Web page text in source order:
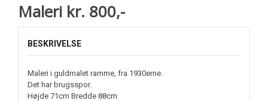
Maleri kr. 800,-
BESKRIVELSE
Maleri i guldmalet ramme, fra 1930erne.
Det har brugsspor.
Højde 71cm Bredde 88cm